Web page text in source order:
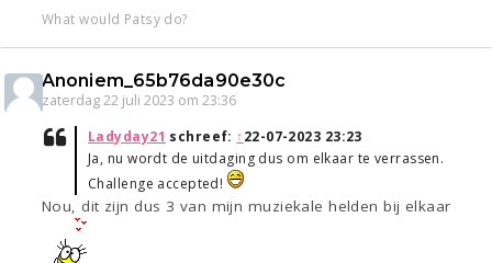
What would Patsy do?
Anoniem_65b76da90e30c
zaterdag 22 juli 2023 om 23:36
Ladyday21 schreef: ↑22-07-2023 23:23
Ja, nu wordt de uitdaging dus om elkaar te verrassen.
Challenge accepted!
Nou, dit zijn dus 3 van mijn muziekale helden bij elkaar